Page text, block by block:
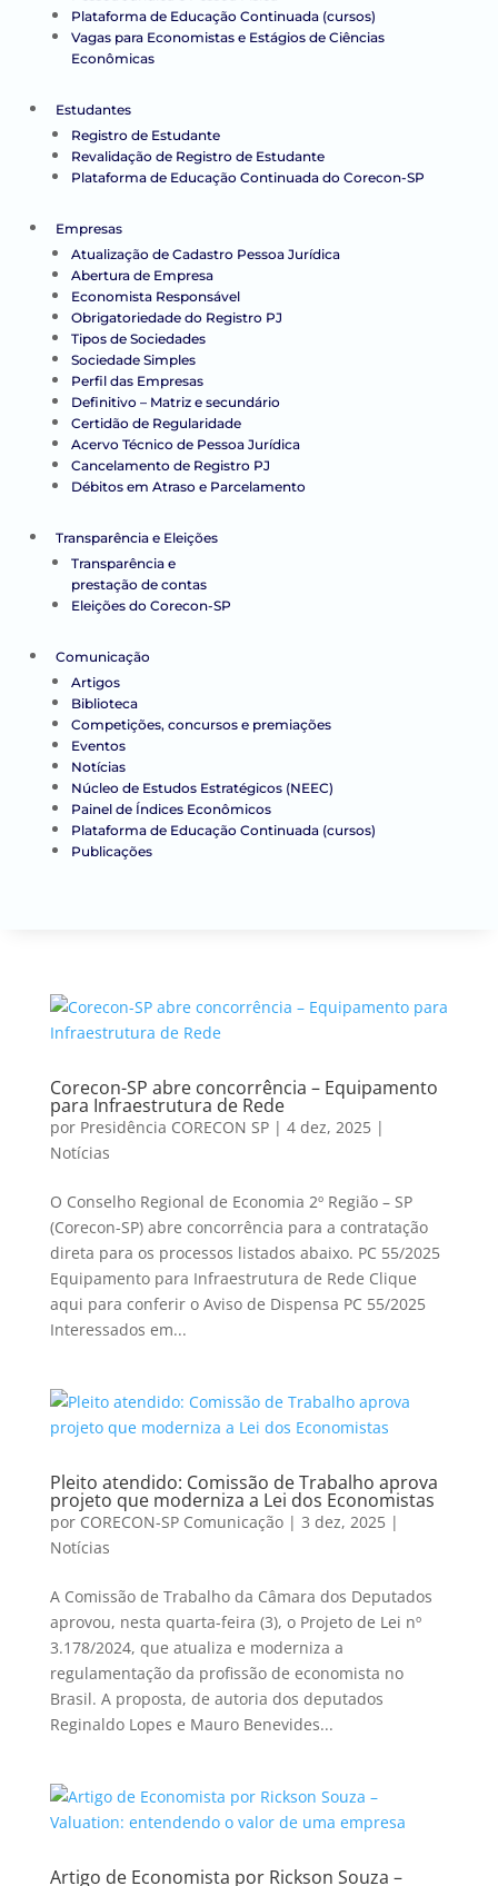
Plataforma de Educação Continuada (cursos)
Vagas para Economistas e Estágios de Ciências
Econômicas
Estudantes
Registro de Estudante
Revalidação de Registro de Estudante
Plataforma de Educação Continuada do Corecon-SP
Empresas
Atualização de Cadastro Pessoa Jurídica
Abertura de Empresa
Economista Responsável
Obrigatoriedade do Registro PJ
Tipos de Sociedades
Sociedade Simples
Perfil das Empresas
Definitivo – Matriz e secundário
Certidão de Regularidade
Acervo Técnico de Pessoa Jurídica
Cancelamento de Registro PJ
Débitos em Atraso e Parcelamento
Transparência e Eleições
Transparência e
prestação de contas
Eleições do Corecon-SP
Comunicação
Artigos
Biblioteca
Competições, concursos e premiações
Eventos
Notícias
Núcleo de Estudos Estratégicos (NEEC)
Painel de Índices Econômicos
Plataforma de Educação Continuada (cursos)
Publicações
Corecon-SP abre concorrência – Equipamento
para Infraestrutura de Rede
por Presidência CORECON SP| 4 dez, 2025|
Notícias
O Conselho Regional de Economia 2º Região – SP
(Corecon-SP) abre concorrência para a contratação
direta para os processos listados abaixo. PC 55/2025
Equipamento para Infraestrutura de Rede Clique
aqui para conferir o Aviso de Dispensa PC 55/2025
Interessados em...
Pleito atendido: Comissão de Trabalho aprova
projeto que moderniza a Lei dos Economistas
por CORECON-SP Comunicação| 3 dez, 2025|
Notícias
A Comissão de Trabalho da Câmara dos Deputados
aprovou, nesta quarta-feira (3), o Projeto de Lei nº
3.178/2024, que atualiza e moderniza a
regulamentação da profissão de economista no
Brasil. A proposta, de autoria dos deputados
Reginaldo Lopes e Mauro Benevides...
Artigo de Economista por Rickson Souza –